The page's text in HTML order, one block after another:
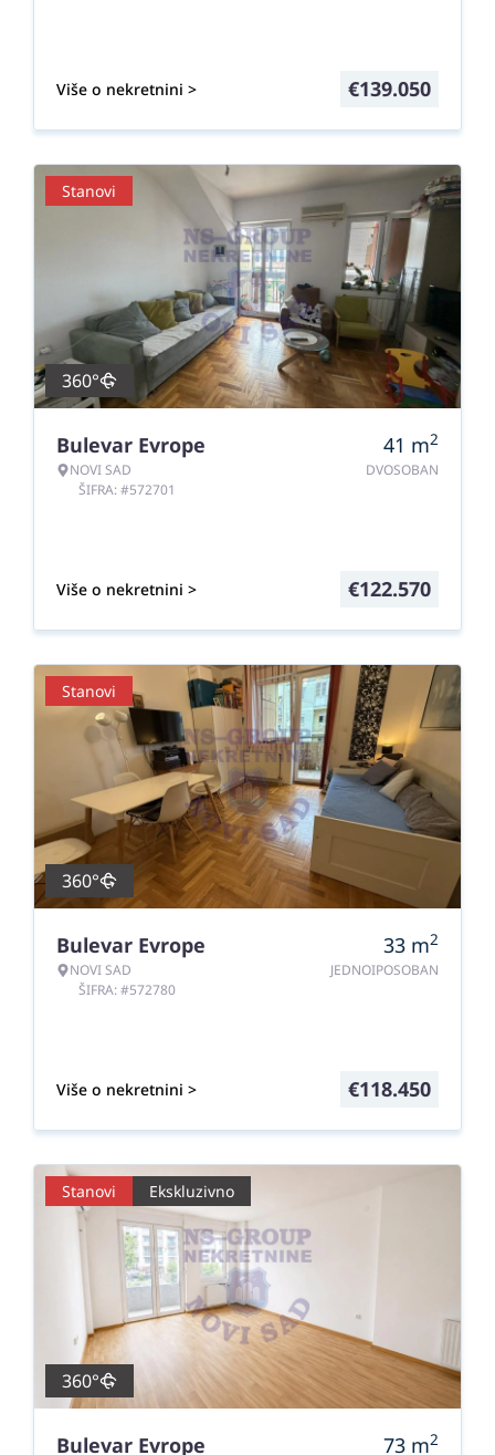
Više o nekretnini > €139.050
Stanovi
360°
Bulevar Evrope
NOVI SAD
ŠIFRA: #572701
41 m2
DVOSOBAN
Više o nekretnini > €122.570
Stanovi
360°
Bulevar Evrope
NOVI SAD
ŠIFRA: #572780
33 m2
JEDNOIPOSOBAN
Više o nekretnini > €118.450
Stanovi Ekskluzivno
360°
Bulevar Evrope 73 m2